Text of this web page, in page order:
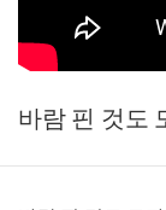
바람 핀 것도